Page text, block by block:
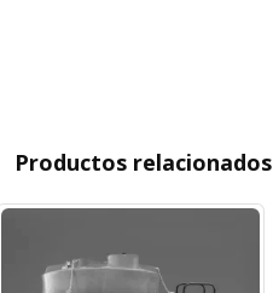
Productos relacionados